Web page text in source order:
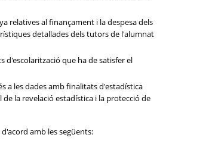
relatives al finançament i la despesa dels
detallades dels tutors de l'alumnat
d'escolarització que ha de satisfer el
a les dades amb finalitats d'estadística
la revelació estadística i la protecció de
amb les següents: